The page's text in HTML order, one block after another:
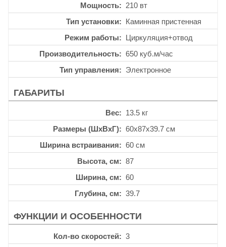
Мощность
210 вт
Тип установки
Каминная пристенная
Режим работы
Циркуляция+отвод
Производительность
650 куб.м/час
Тип управления
Электронное
ГАБАРИТЫ
Вес
13.5 кг
Размеры (ШхВхГ)
60x87x39.7 см
Ширина встраивания
60 см
Высота, см
87
Ширина, см
60
Глубина, см
39.7
ФУНКЦИИ И ОСОБЕННОСТИ
Кол-во скоростей
3